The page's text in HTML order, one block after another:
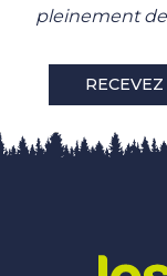
pleinement de